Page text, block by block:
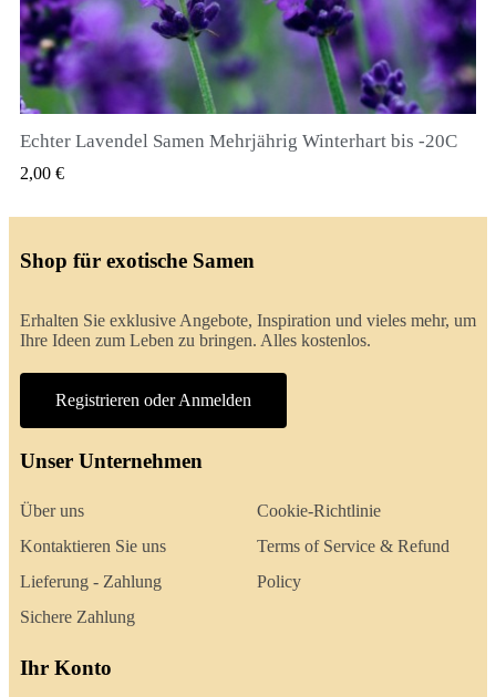
QUICK VIEW
Echter Lavendel Samen Mehrjährig Winterhart bis -20C
2,00 €
Shop für exotische Samen
Erhalten Sie exklusive Angebote, Inspiration und vieles mehr, um
Ihre Ideen zum Leben zu bringen. Alles kostenlos.
Registrieren oder Anmelden
Unser Unternehmen
Über uns
Kontaktieren Sie uns
Lieferung - Zahlung
Sichere Zahlung
Cookie-Richtlinie
Terms of Service & Refund
Policy
Ihr Konto